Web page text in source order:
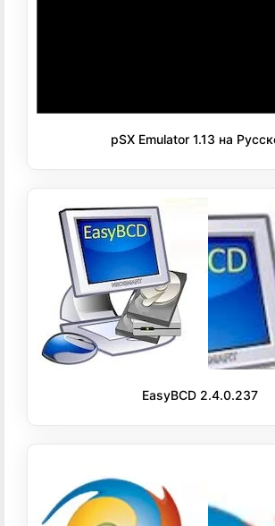
pSX Emulator 1.13 на
EasyBCD 2.4.0.237